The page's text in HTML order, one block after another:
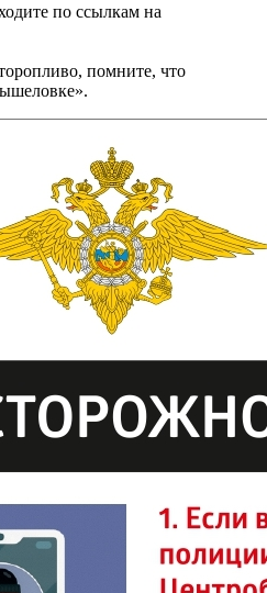
по ссылкам на
помните, что